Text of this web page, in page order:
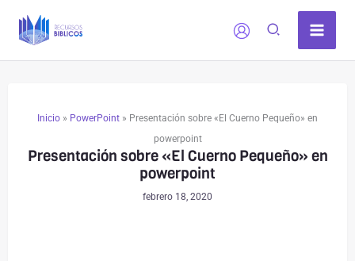
Inicio » PowerPoint » Presentación sobre «El Cuerno Pequeño» en
powerpoint
Presentación sobre «El Cuerno Pequeño» en
powerpoint
febrero 18, 2020